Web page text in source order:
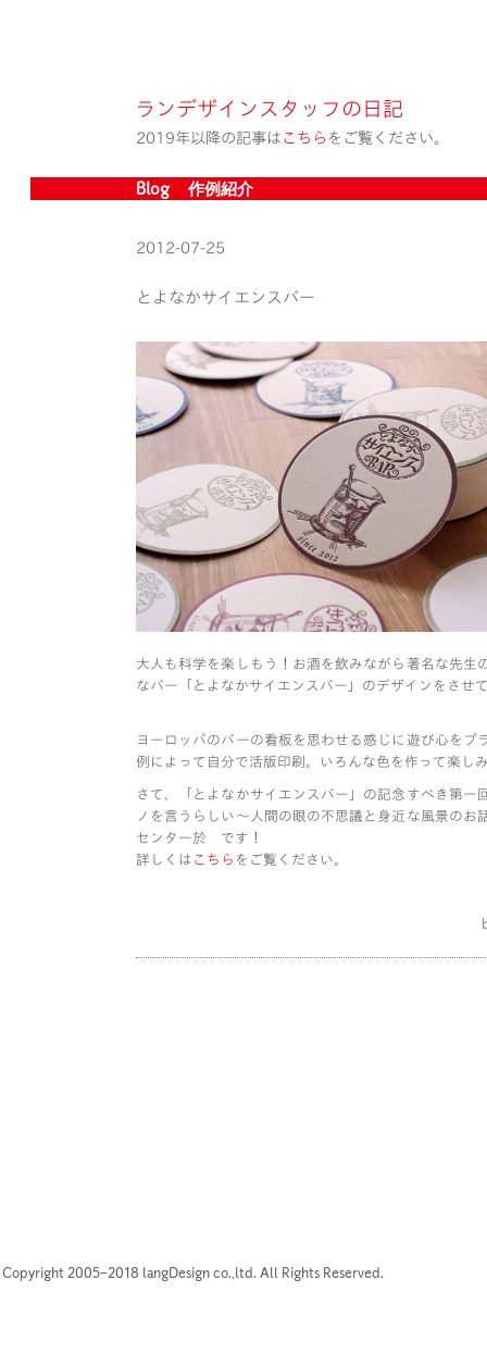
ランデザインスタッフの日記
2019年以降の記事は こちら をご覧ください。
Blog » 作例紹介
2012-07-25
とよなかサイエンスバー
大人も科学を楽しもう！お酒を飲みながら著名な先生
なバー「とよなかサイエンスバー」のデザインをさせ
ヨーロッパのバーの看板を思わせる感じに遊び心をプ
例によって自分で活版印刷。いろんな色を作って楽し
さて、「とよなかサイエンスバー」の記念すべき第
ノを言うらしい〜人間の眼の不思議と身近な風景のお
センター於 です！
詳しくは こちら をご覧ください。
Copyright 2005–2018 langDesign co.,ltd. All Rights Reserved.